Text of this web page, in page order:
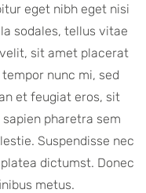
eget nibh eget nisi
sodales, tellus vitae
sit amet placerat
nunc mi, sed
et feugiat eros, sit
pharetra sem
Suspendisse nec
dictumst. Donec
metus.